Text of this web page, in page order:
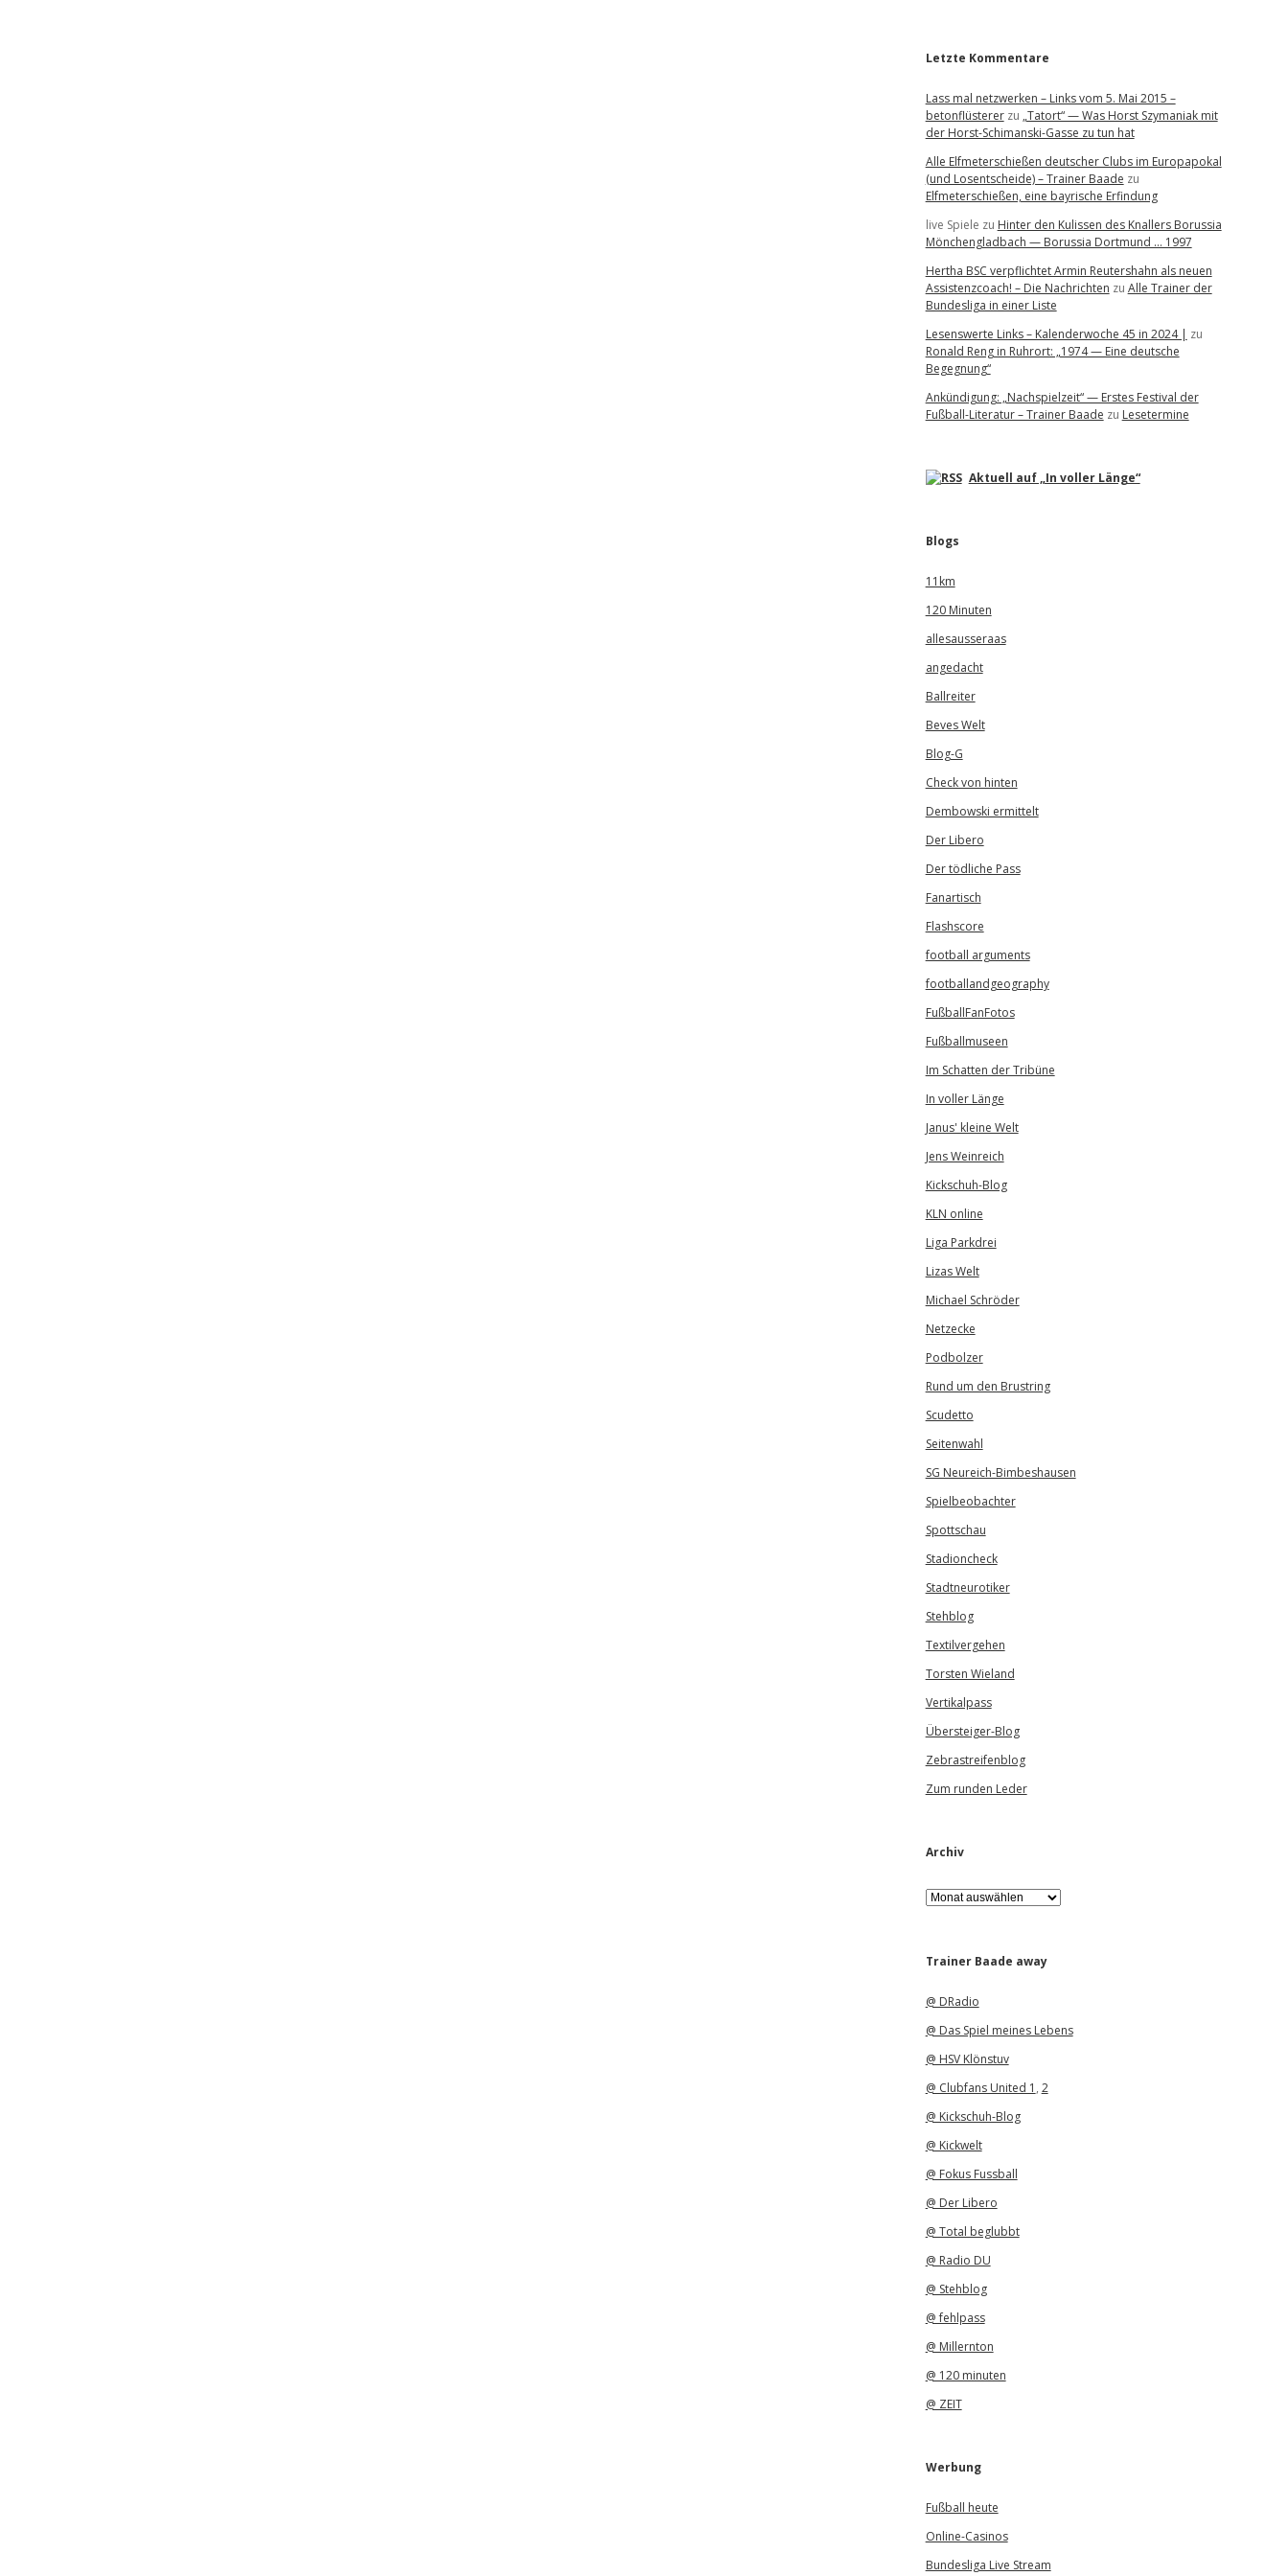
Letzte Kommentare
Lass mal netzwerken – Links vom 5. Mai 2015 –
betonflüstererzu „Tatort“ — Was Horst Szymaniak mit
der Horst-Schimanski-Gasse zu tun hat
Alle Elfmeterschießen deutscher Clubs im Europapokal
(und Losentscheide) – Trainer Baade zu
Elfmeterschießen, eine bayrische Erfindung
live Spiele zu Hinter den Kulissen des Knallers Borussia
Mönchengladbach — Borussia Dortmund … 1997
Hertha BSC verpflichtet Armin Reutershahn als neuen
Assistenzcoach! – Die Nachrichten zu Alle Trainer der
Bundesliga in einer Liste
Lesenswerte Links – Kalenderwoche 45 in 2024 | zu
Ronald Reng in Ruhrort: „1974 — Eine deutsche
Begegnung“
Ankündigung: „Nachspielzeit“ — Erstes Festival der
Fußball-Literatur – Trainer Baade zu Lesetermine
Aktuell auf „In voller Länge“
Blogs
11km
120 Minuten
allesausseraas
angedacht
Ballreiter
Beves Welt
Blog-G
Check von hinten
Dembowski ermittelt
Der Libero
Der tödliche Pass
Fanartisch
Flashscore
football arguments
footballandgeography
FußballFanFotos
Fußballmuseen
Im Schatten der Tribüne
In voller Länge
Janus' kleine Welt
Jens Weinreich
Kickschuh-Blog
KLN online
Liga Parkdrei
Lizas Welt
Michael Schröder
Netzecke
Podbolzer
Rund um den Brustring
Scudetto
Seitenwahl
SG Neureich-Bimbeshausen
Spielbeobachter
Spottschau
Stadioncheck
Stadtneurotiker
Stehblog
Textilvergehen
Torsten Wieland
Vertikalpass
Übersteiger-Blog
Zebrastreifenblog
Zum runden Leder
Archiv
A
r
iTrainer Baade away
@ DRadio
@ Das Spiel meines Lebens
@ HSV Klönstuv
@ Clubfans United 1 , 2
@ Kickschuh-Blog
@ Kickwelt
@ Fokus Fussball
@ Der Libero
@ Total beglubbt
@ Radio DU
@ Stehblog
@ fehlpass
@ Millernton
@ 120 minuten
@ ZEIT
Werbung
Fußball heute
Online-Casinos
Bundesliga Live Stream